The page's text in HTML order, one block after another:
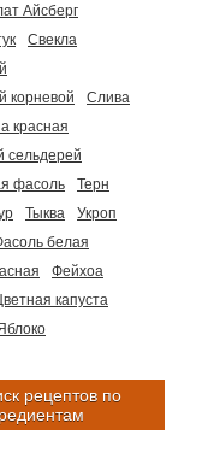
Айсберг
Свекла
корневой
Слива
красная
сельдерей
фасоль
Терн
Тыква
Укроп
белая
Фейхоа
капуста
рецептов по